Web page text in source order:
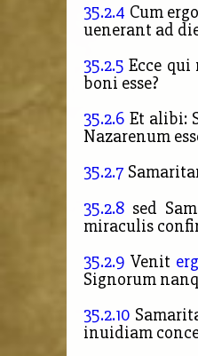
35.2.4 Cum
uenerant ad
35.2.5 Ecce
boni esse?
35.2.6 Et alibi:
Nazarenum
35.2.7
35.2.8 sed
miraculis
35.2.9 Venit
Signorum
35.2.10
inuidiam